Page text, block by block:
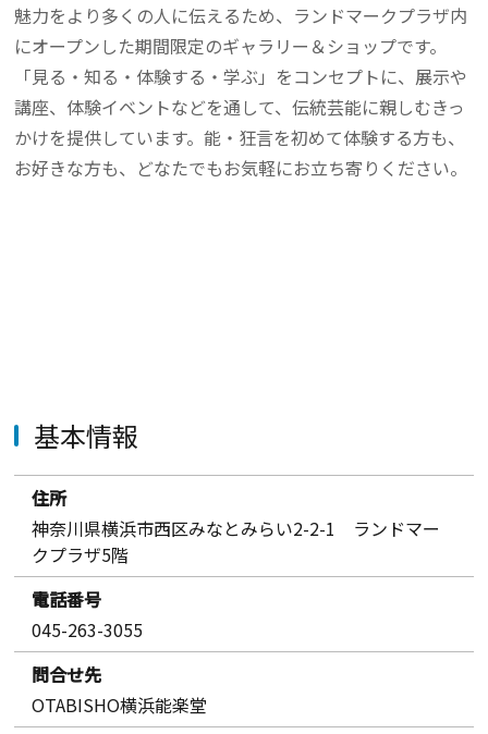
魅力をより多くの人に伝えるため、ランドマークプラザ内
にオープンした期間限定のギャラリー＆ショップです。
「見る・知る・体験する・学ぶ」をコンセプトに、展示や
講座、体験イベントなどを通して、伝統芸能に親しむきっ
かけを提供しています。能・狂言を初めて体験する方も、
お好きな方も、どなたでもお気軽にお立ち寄りください。
基本情報
住所
神奈川県横浜市西区みなとみらい2-2-1 ランドマー
クプラザ5階
電話番号
045-263-3055
問合せ先
OTABISHO横浜能楽堂